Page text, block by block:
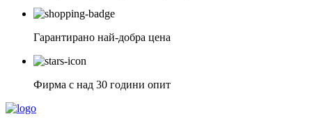
Гарантирано най-добра цена
Фирма с над 30 години опит